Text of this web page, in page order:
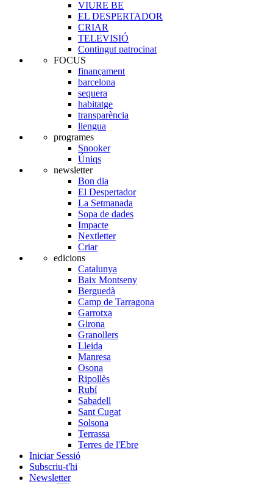
VIURE BE
EL DESPERTADOR
CRIAR
TELEVISIÓ
Contingut patrocinat
FOCUS
finançament
barcelona
sequera
habitatge
transparència
llengua
programes
Snooker
Úniqs
newsletter
Bon dia
El Despertador
La Setmanada
Sopa de dades
Impacte
Nextletter
Criar
edicions
Catalunya
Baix Montseny
Berguedà
Camp de Tarragona
Garrotxa
Girona
Granollers
Lleida
Manresa
Osona
Ripollès
Rubí
Sabadell
Sant Cugat
Solsona
Terrassa
Terres de l'Ebre
Iniciar Sessió
Subscriu-t'hi
Newsletter